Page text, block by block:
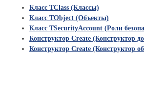
Класс TClass (Классы)
Класс TObject (Объекты)
Класс TSecurityAccount (Роли
Конструктор Create (Конструктор
Конструктор Create (Конструктор